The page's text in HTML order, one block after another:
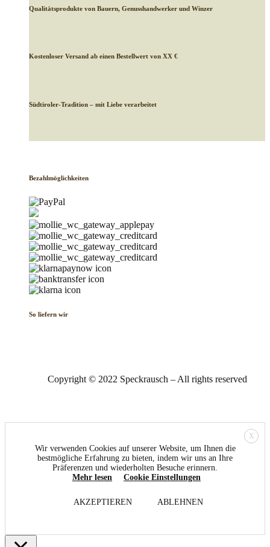
Qualitätsprodukte von Bauern, Genusshandwerker und Winzer
Kostenloser Versand ab einen Bestellwert von XX €
Südtiroler-Tradition – mit Liebe verarbeitet
Bezahlmöglichkeiten
So liefern wir
Copyright © 2022 Speckrausch – All rights reserved
X
Wir verwenden Cookies auf unserer Website, um Ihnen die
bestmögliche Erfahrung zu bieten, indem wir uns an Ihre
Präferenzen und wiederholten Besuche erinnern.
Mehr lesen
Cookie Einstellungen
AKZEPTIEREN ABLEHNEN